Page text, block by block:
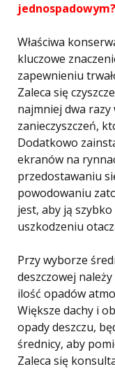
jednospadowym?
Właściwa
kluczowe
zapewnieniu
Zaleca się
najmniej dwa
zanieczyszczeń,
Dodatkowo
ekranów na
przedostawaniu
powodowaniu
jest, aby ją
uszkodzeniu
Przy wyborze
deszczowej
ilość opadów
Większe dachy i
opady deszczu,
średnicy, aby
Zaleca się